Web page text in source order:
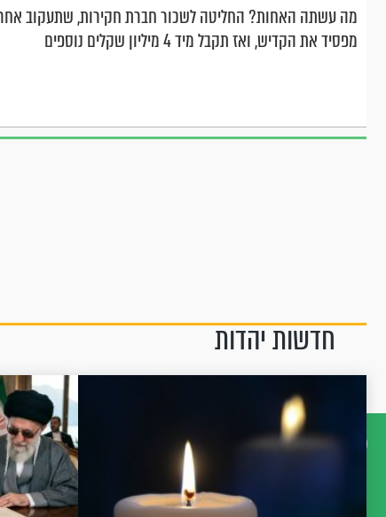
מה עשתה האחות? החליטה לשכור חברת חקירות, שתעקוב
מפסיד את הקדיש, ואז תקבל מיד 4 מיליון שקלים נוספים
חדשות יהדות